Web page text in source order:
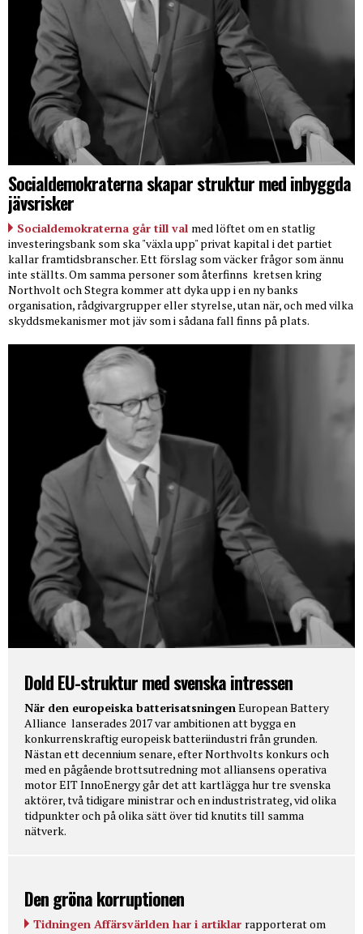
Socialdemokraterna skapar struktur med inbyggda
jävsrisker
Socialdemokraterna går till val med löftet om en statlig
investeringsbank som ska "växla upp" privat kapital i det partiet
kallar framtidsbranscher. Ett förslag som väcker frågor som ännu
inte ställts. Om samma personer som återfinns kretsen kring
Northvolt och Stegra kommer att dyka upp i en ny banks
organisation, rådgivargrupper eller styrelse, utan när, och med vilka
skyddsmekanismer mot jäv som i sådana fall finns på plats.
Dold EU-struktur med svenska intressen
När den europeiska batterisatsningenEuropean Battery
Alliance lanserades 2017 var ambitionen att bygga en
konkurrenskraftig europeisk batteriindustri från grunden.
Nästan ett decennium senare, efter Northvolts konkurs och
med en pågående brottsutredning mot alliansens operativa
motor EIT InnoEnergy går det att kartlägga hur tre svenska
aktörer, två tidigare ministrar och en industristrateg, vid olika
tidpunkter och på olika sätt över tid knutits till samma
nätverk.
Den gröna korruptionen
Tidningen Affärsvärlden har i artiklar rapporterat om